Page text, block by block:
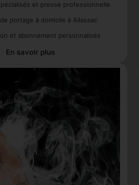
et presse professionnelle
portage à domicile à Allassac
et abonnement personnalisés
En savoir plus